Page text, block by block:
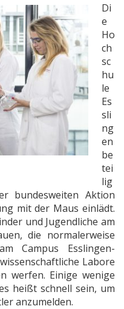
Di
e
Ho
ch
sc
hu
le
Es
sli
ng
en
be
tei
lig
bundesweiten Aktion
mit der Maus einlädt.
und Jugendliche am
die normalerweise
Campus Esslingen-
Labore
werfen. Einige wenige
heißt schnell sein, um
anzumelden.